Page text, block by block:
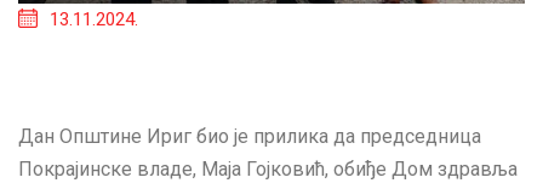
13.11.2024.
Дан Општине Ириг био је прилика да председница
Покрајинске владе, Маја Гојковић, обиђе Дом здравља